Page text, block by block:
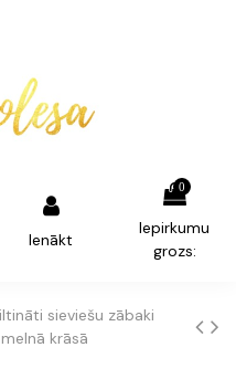
Ienākt
0
Iepirkumu
grozs:
sieviešu zābaki
krāsā